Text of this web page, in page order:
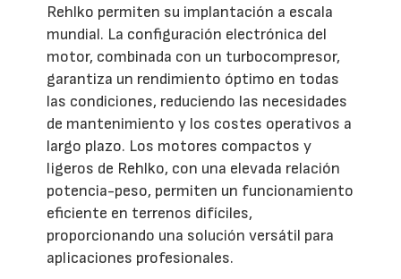
Rehlko permiten su implantación a escala
mundial. La configuración electrónica del
motor, combinada con un turbocompresor,
garantiza un rendimiento óptimo en todas
las condiciones, reduciendo las necesidades
de mantenimiento y los costes operativos a
largo plazo. Los motores compactos y
ligeros de Rehlko, con una elevada relación
potencia-peso, permiten un funcionamiento
eficiente en terrenos difíciles,
proporcionando una solución versátil para
aplicaciones profesionales.